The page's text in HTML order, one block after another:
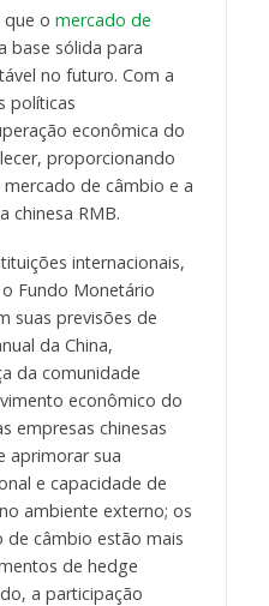
que o mercado de
base sólida para
no futuro. Com a
políticas
econômica do
proporcionando
de câmbio e a
chinesa RMB.
internacionais,
Fundo Monetário
suas previsões de
da China,
da comunidade
econômico do
empresas chinesas
aprimorar sua
e capacidade de
ambiente externo; os
câmbio estão mais
de hedge
a participação